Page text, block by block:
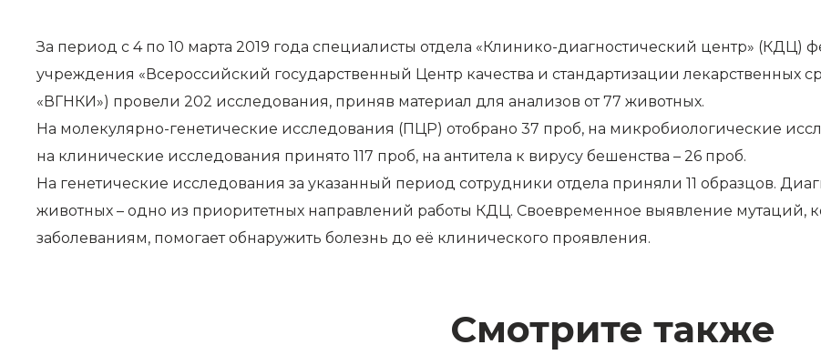
За период с 4 по 10 марта 2019 года специалисты отдела «Клинико-диагностический центр» (КДЦ)
учреждения «Всероссийский государственный Центр качества и стандартизации лекарственных
«ВГНКИ») провели 202 исследования, приняв материал для анализов от 77 животных.
На молекулярно-генетические исследования (ПЦР) отобрано 37 проб, на микробиологические
на клинические исследования принято 117 проб, на антитела к вирусу бешенства – 26 проб.
На генетические исследования за указанный период сотрудники отдела приняли 11 образцов.
животных – одно из приоритетных направлений работы КДЦ. Своевременное выявление мутаций,
заболеваниям, помогает обнаружить болезнь до её клинического проявления.
Смотрите также